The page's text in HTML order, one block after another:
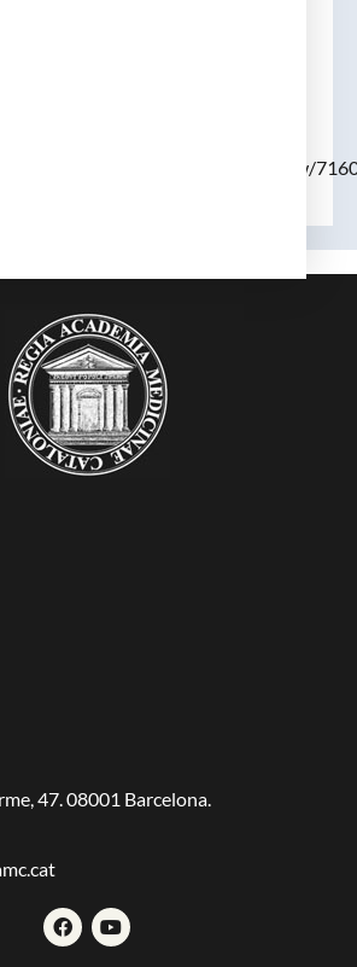
«ARTICLES. Dinamisme
Consideracions sobre la
RevistaRAMB/article/view/
47. 08001 Barcelona.
F
a
c
Y
o
u